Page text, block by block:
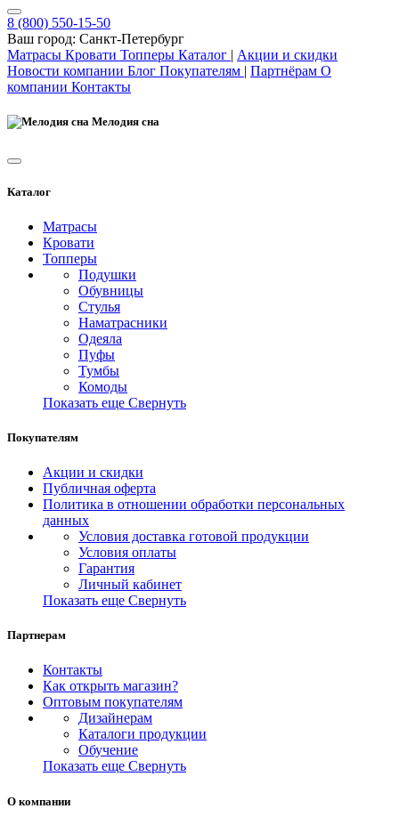
8 (800) 550-15-50
Ваш город: Санкт-Петербург
Матрасы Кровати Топперы Каталог | Акции и скидки
Новости компании Блог Покупателям | Партнёрам О
компании Контакты
Мелодия сна
Каталог
Матрасы
Кровати
Топперы
Подушки
Обувницы
Стулья
Наматрасники
Одеяла
Пуфы
Тумбы
Комоды
Показать еще Свернуть
Покупателям
Акции и скидки
Публичная оферта
Политика в отношении обработки персональных
данных
Условия доставка готовой продукции
Условия оплаты
Гарантия
Личный кабинет
Показать еще Свернуть
Партнерам
Контакты
Как открыть магазин?
Оптовым покупателям
Дизайнерам
Каталоги продукции
Обучение
Показать еще Свернуть
О компании